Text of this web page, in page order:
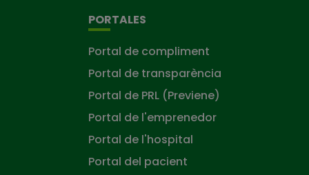
PORTALES
Portal de compliment
Portal de transparència
Portal de PRL (Previene)
Portal de l'emprenedor
Portal de l'hospital
Portal del pacient